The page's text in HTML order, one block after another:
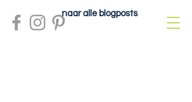
naar alle blogposts